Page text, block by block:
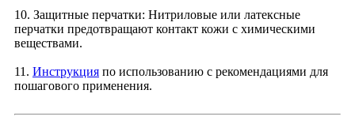
10. Защитные перчатки: Нитриловые или латексные
перчатки предотвращают контакт кожи с химическими
веществами.
11. Инструкция по использованию с рекомендациями для
пошагового применения.